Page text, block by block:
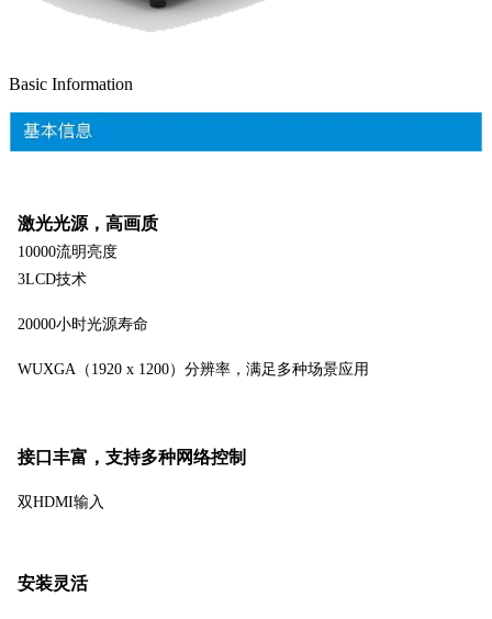
Basic Information
激光光源，高画质
10000流明亮度
3LCD技术
20000小时光源寿命
WUXGA（1920 x 1200）分辨率，满足多种场景应用
接口丰富，支持多种网络控制
双HDMI输入
安装灵活